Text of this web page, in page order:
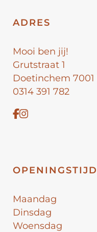
ADRES
Mooi ben jij!
Grutstraat 1
Doetinchem
0314 391 782
Maandag
Dinsdag
Woensdag